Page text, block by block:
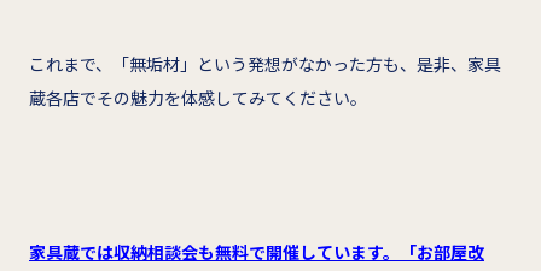
これまで、「無垢材」という発想がなかった方も、是非、家具
蔵各店でその魅力を体感してみてください。
家具蔵では収納相談会も無料で開催しています。「お部屋改